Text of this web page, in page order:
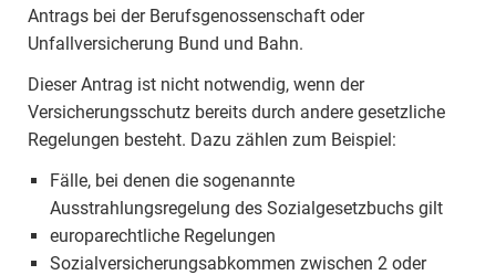
Antrags bei der Berufsgenossenschaft oder
Unfallversicherung Bund und Bahn.
Dieser Antrag ist nicht notwendig, wenn der
Versicherungsschutz bereits durch andere gesetzliche
Regelungen besteht. Dazu zählen zum Beispiel:
Fälle, bei denen die sogenannte
Ausstrahlungsregelung des Sozialgesetzbuchs gilt
europarechtliche Regelungen
Sozialversicherungsabkommen zwischen 2 oder